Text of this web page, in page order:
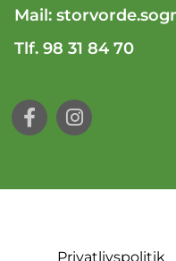
Mail:
Tlf. 98 31 84 70
Privatlivspolitik